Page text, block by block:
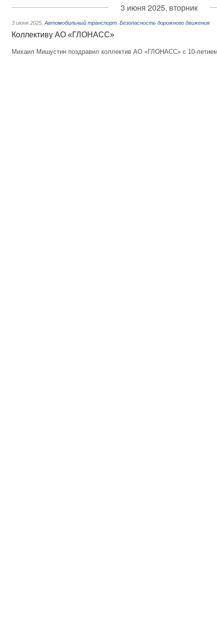
3 июня 2025, вторник
3 июня 2025 Автомобильный транспорт. Безопасность дорожного движения
Коллективу АО «ГЛОНАСС»
Михаил Мишустин поздравил коллектив АО «ГЛОНАСС» с 10-